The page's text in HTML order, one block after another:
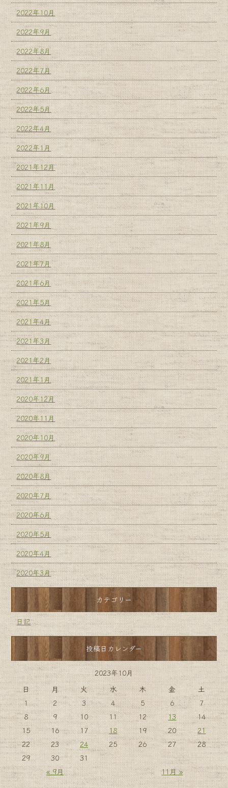
2022年10月
2022年9月
2022年8月
2022年7月
2022年6月
2022年5月
2022年4月
2022年1月
2021年12月
2021年11月
2021年10月
2021年9月
2021年8月
2021年7月
2021年6月
2021年5月
2021年4月
2021年3月
2021年2月
2021年1月
2020年12月
2020年11月
2020年10月
2020年9月
2020年8月
2020年7月
2020年6月
2020年5月
2020年4月
2020年3月
カテゴリー
日記
投稿日カレンダー
2023年10月
日
月 火 水 木 金 土
« 9月 11月 »
1 2 3 4 5 6
7
8
9 10 11 12 13
14
15
16 17 18 19 20
21
22
23 24 25 26 27
28
29
30 31